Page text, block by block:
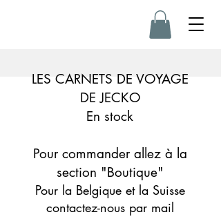
LES CARNETS DE VOYAGE
DE JECKO
En stock
Pour commander allez à la
section "Boutique"
Pour la Belgique et la Suisse
contactez-nous par mail